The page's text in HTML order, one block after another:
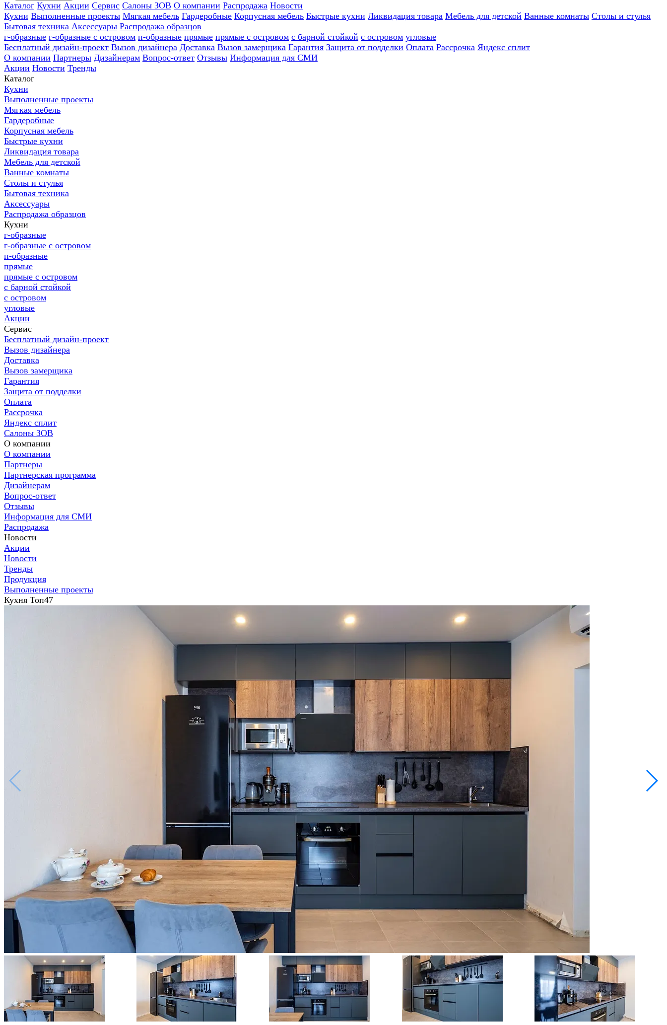
Каталог Кухни Акции Сервис Салоны ЗОВ О компании Распродажа Новости
Кухни Выполненные проекты Мягкая мебель Гардеробные Корпусная мебель Быстрые кухни Ликвидация товара Мебель для детской Ванные комнаты Столы и стулья
Бытовая техника Аксессуары Распродажа образцов
г-образные г-образные с островом п-образные прямые прямые с островом с барной стойкой с островом угловые
Бесплатный дизайн-проект Вызов дизайнера Доставка Вызов замерщика Гарантия Защита от подделки Оплата Рассрочка Яндекс сплит
О компании Партнеры Дизайнерам Вопрос-ответ Отзывы Информация для СМИ
Акции Новости Тренды
Каталог
Кухни
Выполненные проекты
Мягкая мебель
Гардеробные
Корпусная мебель
Быстрые кухни
Ликвидация товара
Мебель для детской
Ванные комнаты
Столы и стулья
Бытовая техника
Аксессуары
Распродажа образцов
Кухни
г-образные
г-образные с островом
п-образные
прямые
прямые с островом
с барной стойкой
с островом
угловые
Акции
Сервис
Бесплатный дизайн-проект
Вызов дизайнера
Доставка
Вызов замерщика
Гарантия
Защита от подделки
Оплата
Рассрочка
Яндекс сплит
Салоны ЗОВ
О компании
О компании
Партнеры
Партнерская программа
Дизайнерам
Вопрос-ответ
Отзывы
Информация для СМИ
Распродажа
Новости
Акции
Новости
Тренды
Продукция
Выполненные проекты
Кухня Топ47